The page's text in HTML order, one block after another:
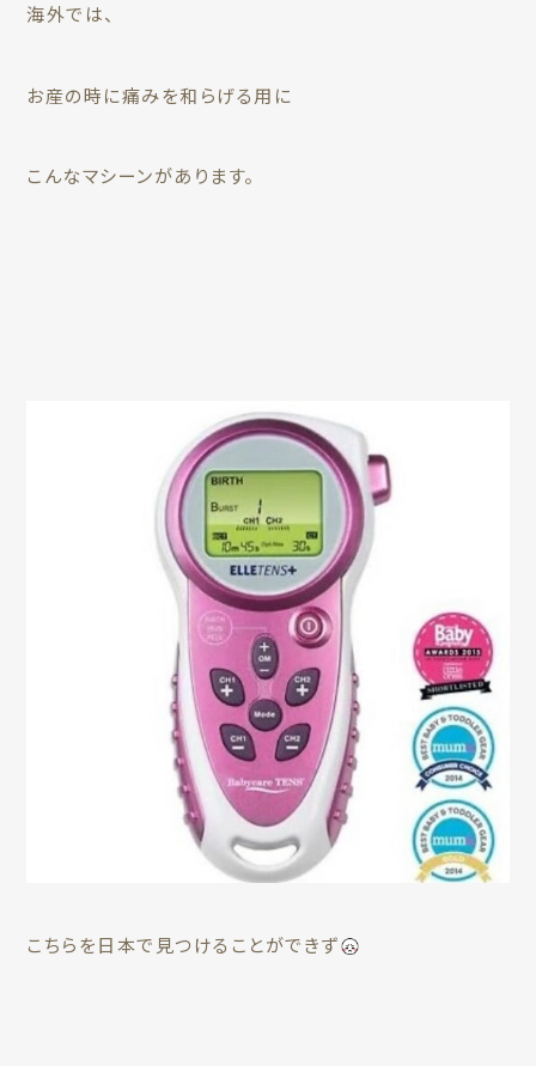
海外では、
お産の時に痛みを和らげる用に
こんなマシーンがあります。
こちらを日本で見つけることができず